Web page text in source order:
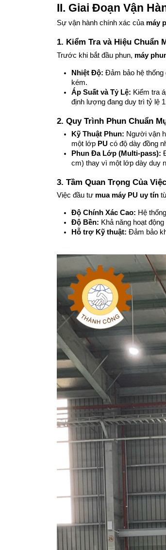
II. Giai Đoạn Vận
Sự vận hành chính xác của máy
1. Kiểm Tra và Hiệu Chuẩn
Trước khi bắt đầu phun, máy
Nhiệt Độ: Đảm bảo hệ thống
kém.
Áp Suất và Tỷ Lệ: Kiểm tra
định lượng đang duy trì tỷ lệ
2. Quy Trình Phun Chuẩn
Kỹ Thuật Phun: Người vận
một lớp PU có độ dày đồng
Phun Đa Lớp (Multi-pass):
cm) thay vì một lớp dày duy
3. Tầm Quan Trọng Của
Việc đầu tư mua máy PU uy tín
Độ Chính Xác Cao: Hệ
Độ Bền: Khả năng hoạt
Hỗ trợ Kỹ thuật: Đảm bảo